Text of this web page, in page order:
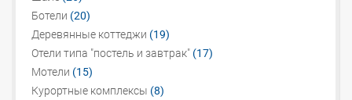
Ботели (20)
Деревянные коттеджи (19)
Отели типа "постель и завтрак" (17)
Мотели (15)
Курортные комплексы (8)